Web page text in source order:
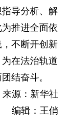
导分析、解
推进全面依
不断开创新
在法治轨道
结奋斗。
来源：新华社
编辑：王俏